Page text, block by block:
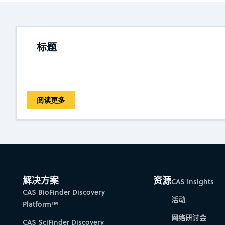
标题
阅读更多
解决方案
CAS BioFinder Discovery
Platform™
CAS SciFinder Discovery
资源CAS Insights
活动
网络研讨会